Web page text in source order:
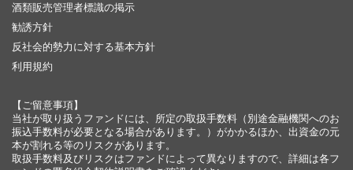
酒類販売管理者標識の掲示
勧誘方針
反社会的勢力に対する基本方針
利用規約
【ご留意事項】
当社が取り扱うファンドには、所定の取扱手数料（別途金融機関へのお
振込手数料が必要となる場合があります。）がかかるほか、出資金の元
本が割れる等のリスクがあります。
取扱手数料及びリスクはファンドによって異なりますので、詳細は各フ